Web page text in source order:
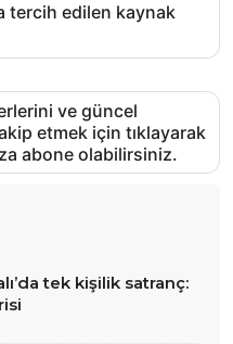
tercih edilen kaynak
ve güncel
etmek için tıklayarak
abone olabilirsiniz.
tek kişilik satranç: